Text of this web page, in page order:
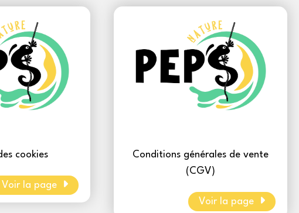
cookies
Voir la page
Conditions générales de vente
(CGV)
Voir la page